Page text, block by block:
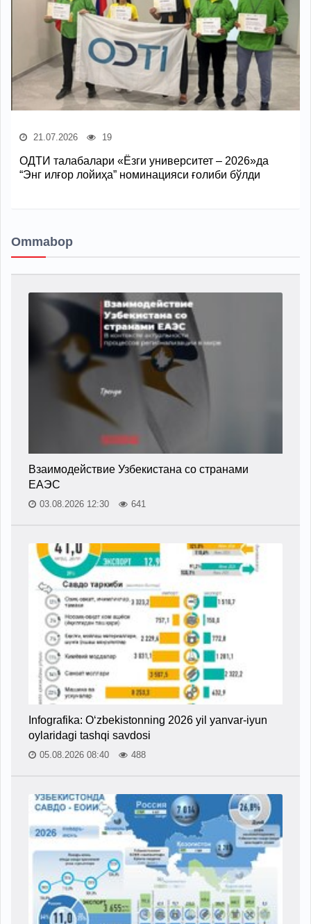
21.07.2026 19
ОДТИ талабалари «Ёзги университет – 2026»да
“Энг илғор лойиҳа” номинацияси ғолиби бўлди
Ommabop
Взаимодействие Узбекистана со странами
ЕАЭС
03.08.2026 12:30 641
Infografika: O‘zbekistonning 2026 yil yanvar-iyun
oylaridagi tashqi savdosi
05.08.2026 08:40 488